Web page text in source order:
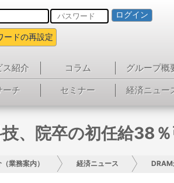
ログイン
ードの再設定
ス紹介 コラム グループ概
ーチ セミナー 経済ニュー
、院卒の初任給38
業務案内） 経済ニュース DRAM